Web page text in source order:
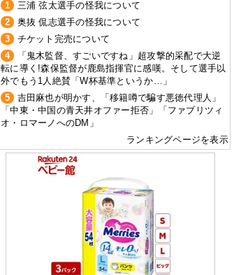
1
三浦 弦太選手の怪我について
2
奥抜 侃志選手の怪我について
3
チケット完売について
4
「鬼木監督、すごいですね」超攻撃的采配で大逆
転に導く!森保監督が鹿島指揮官に感嘆。そして選手以
外でもう1人絶賛「W杯基準というか…」
5
吉田麻也が明かす、「移籍噂で騙す悪徳代理人」
「中東・中国の青天井オファー拒否」「ファブリツィ
オ・ロマーノへのDM」
ランキングページを表示